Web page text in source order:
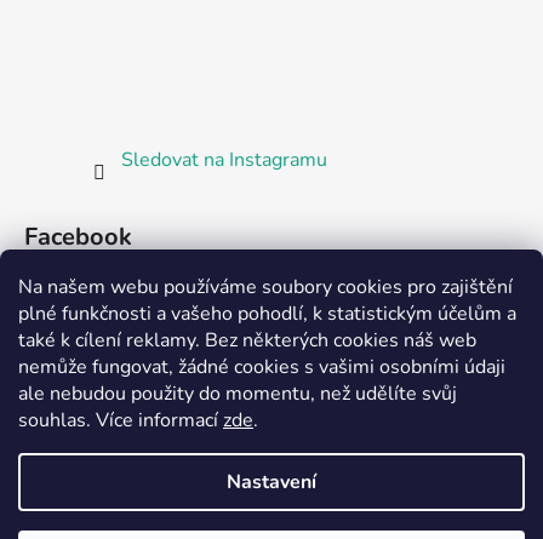
Na našem webu používáme soubory cookies pro zajištění
plné funkčnosti a vašeho pohodlí, k statistickým účelům a
také k cílení reklamy. Bez některých cookies náš web
nemůže fungovat, žádné cookies s vašimi osobními údaji
ale nebudou použity do momentu, než udělíte svůj
souhlas. Více informacízde.
Nastavení
Sledovat na Instagramu
Facebook
Partnerská prodejna Barefoot Plzeň